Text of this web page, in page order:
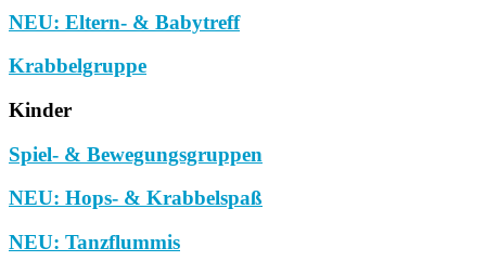
NEU: Eltern- & Babytreff
Krabbelgruppe
Kinder
Spiel- & Bewegungsgruppen
NEU: Hops- & Krabbelspaß
NEU: Tanzflummis